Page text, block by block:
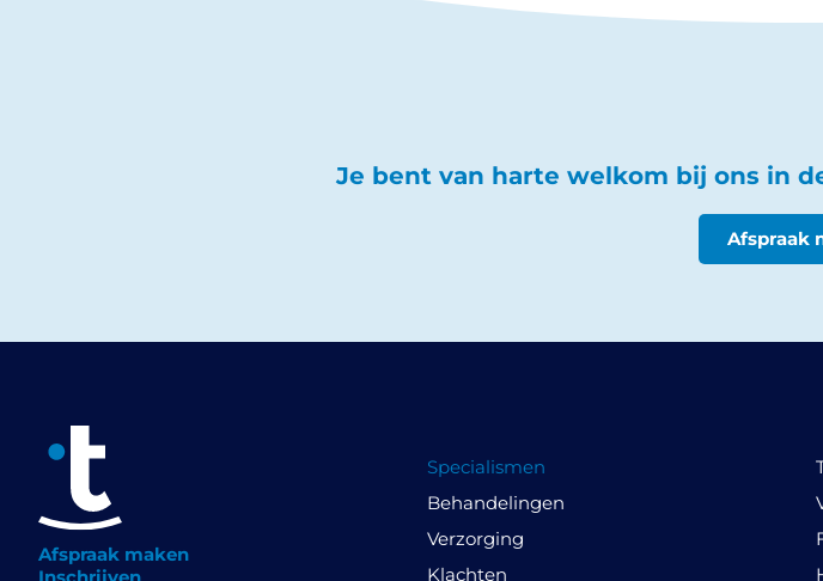
Je bent van harte welkom bij ons in
Afspraak
Afspraak maken
Specialismen
Behandelingen
Verzorging
Klachten